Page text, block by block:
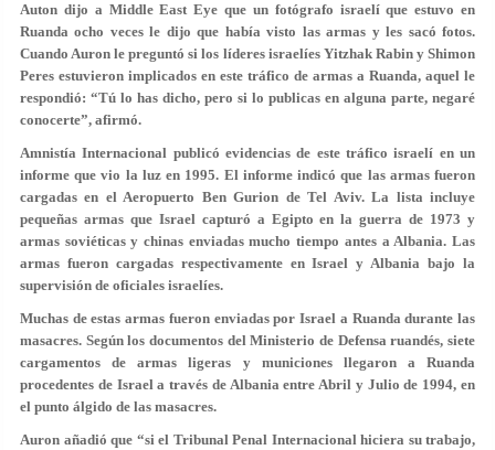
Auton dijo a Middle East Eye que un fotógrafo israelí que estuvo en
Ruanda ocho veces le dijo que había visto las armas y les sacó fotos.
Cuando Auron le preguntó si los líderes israelíes Yitzhak Rabin y Shimon
Peres estuvieron implicados en este tráfico de armas a Ruanda, aquel le
respondió: “Tú lo has dicho, pero si lo publicas en alguna parte, negaré
conocerte”, afirmó.
Amnistía Internacional publicó evidencias de este tráfico israelí en un
informe que vio la luz en 1995. El informe indicó que las armas fueron
cargadas en el Aeropuerto Ben Gurion de Tel Aviv. La lista incluye
pequeñas armas que Israel capturó a Egipto en la guerra de 1973 y
armas soviéticas y chinas enviadas mucho tiempo antes a Albania. Las
armas fueron cargadas respectivamente en Israel y Albania bajo la
supervisión de oficiales israelíes.
Muchas de estas armas fueron enviadas por Israel a Ruanda durante las
masacres. Según los documentos del Ministerio de Defensa ruandés, siete
cargamentos de armas ligeras y municiones llegaron a Ruanda
procedentes de Israel a través de Albania entre Abril y Julio de 1994, en
el punto álgido de las masacres.
Auron añadió que “si el Tribunal Penal Internacional hiciera su trabajo,